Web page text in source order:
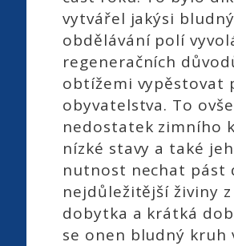
vytvářel jakýsi
obdělávání polí
regeneračních
obtížemi vypěstovat
obyvatelstva. To
nedostatek zimního
nízké stavy a také
nutnost nechat pást
nejdůležitější živiny
dobytka a krátká
se onen bludný kruh